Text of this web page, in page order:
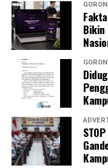
Marwan berharap,
ini mampu
aparatur agar
tidak meninggalkan
kepentingan pribadi.
Terkait mekanisme
bahwa para oknum
dijatuhi sanksi
digiring ke posko
yustisial, meliputi